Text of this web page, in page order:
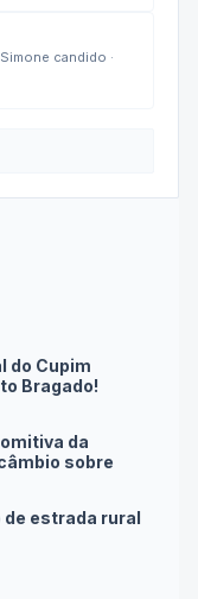
candido ·
do Cupim
Bragado!
da
sobre
estrada rural